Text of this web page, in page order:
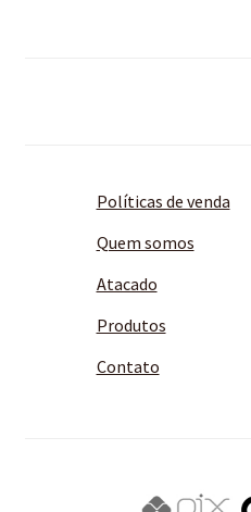
Políticas de venda
Quem somos
Atacado
Produtos
Contato